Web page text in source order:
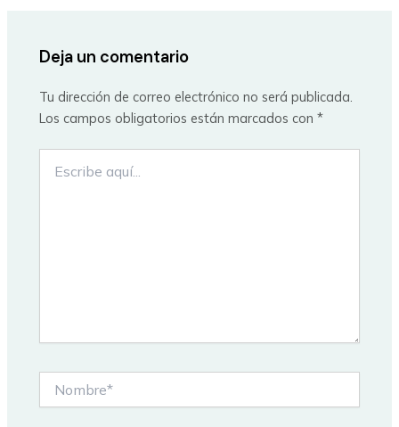
Deja un comentario
Tu dirección de correo electrónico no será publicada.
Los campos obligatorios están marcados con*
aquí...